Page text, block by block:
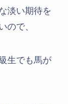
淡い期待を
ので、
生でも馬が